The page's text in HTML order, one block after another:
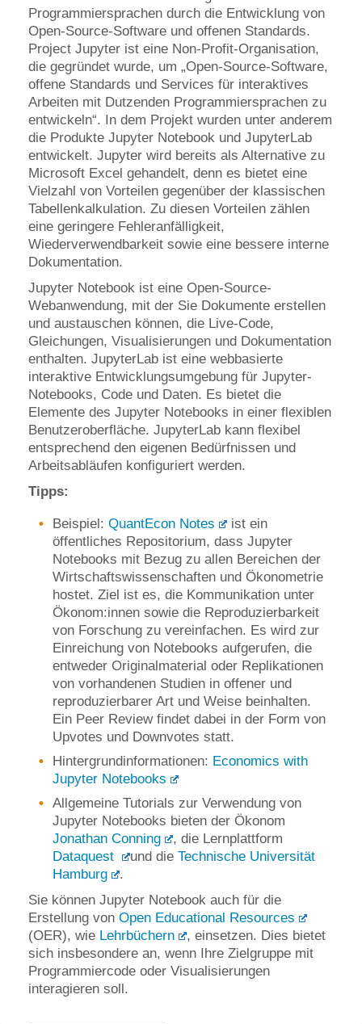
Programmiersprachen durch die Entwicklung von
Open-Source-Software und offenen Standards.
Project Jupyter ist eine Non-Profit-Organisation,
die gegründet wurde, um „Open-Source-Software,
offene Standards und Services für interaktives
Arbeiten mit Dutzenden Programmiersprachen zu
entwickeln“. In dem Projekt wurden unter anderem
die Produkte Jupyter Notebook und JupyterLab
entwickelt. Jupyter wird bereits als Alternative zu
Microsoft Excel gehandelt, denn es bietet eine
Vielzahl von Vorteilen gegenüber der klassischen
Tabellenkalkulation. Zu diesen Vorteilen zählen
eine geringere Fehleranfälligkeit,
Wiederverwendbarkeit sowie eine bessere interne
Dokumentation.
Jupyter Notebook ist eine Open-Source-
Webanwendung, mit der Sie Dokumente erstellen
und austauschen können, die Live-Code,
Gleichungen, Visualisierungen und Dokumentation
enthalten. JupyterLab ist eine webbasierte
interaktive Entwicklungsumgebung für Jupyter-
Notebooks, Code und Daten. Es bietet die
Elemente des Jupyter Notebooks in einer flexiblen
Benutzeroberfläche. JupyterLab kann flexibel
entsprechend den eigenen Bedürfnissen und
Arbeitsabläufen konfiguriert werden.
Tipps:
Beispiel: QuantEcon Notes
ist ein
öffentliches Repositorium, dass Jupyter
Notebooks mit Bezug zu allen Bereichen der
Wirtschaftswissenschaften und Ökonometrie
hostet. Ziel ist es, die Kommunikation unter
Ökonom:innen sowie die Reproduzierbarkeit
von Forschung zu vereinfachen. Es wird zur
Einreichung von Notebooks aufgerufen, die
entweder Originalmaterial oder Replikationen
von vorhandenen Studien in offener und
reproduzierbarer Art und Weise beinhalten.
Ein Peer Review findet dabei in der Form von
Upvotes und Downvotes statt.
Hintergrundinformationen: Economics with
Jupyter Notebooks
Allgemeine Tutorials zur Verwendung von
Jupyter Notebooks bieten der Ökonom
Jonathan Conning
, die Lernplattform
Dataquest
und dieTechnische Universität
Hamburg
.
Sie können Jupyter Notebook auch für die
Erstellung von Open Educational Resources
(OER), wie Lehrbüchern
, einsetzen. Dies bietet
sich insbesondere an, wenn Ihre Zielgruppe mit
Programmiercode oder Visualisierungen
interagieren soll.